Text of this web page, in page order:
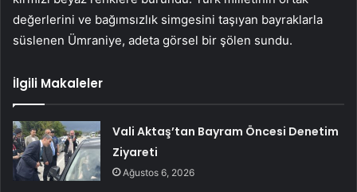
değerlerini ve bağımsızlık simgesini taşıyan bayraklarla
süslenen Ümraniye, adeta görsel bir şölen sundu.
İlgili Makaleler
Vali Aktaş’tan Bayram Öncesi Denetim
Ziyareti
Ağustos 6, 2026